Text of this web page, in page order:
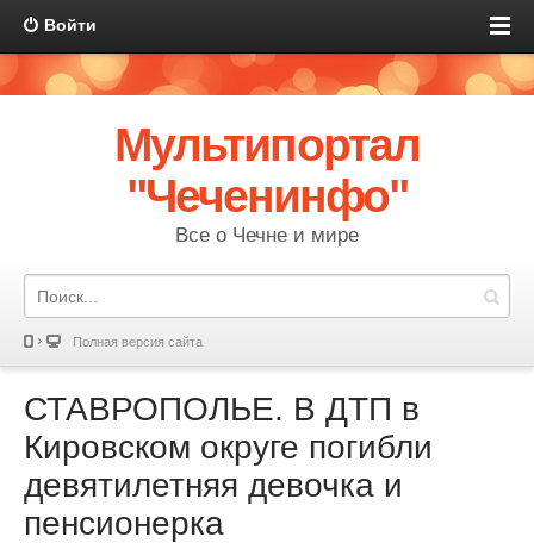
Войти
Мультипортал
"Чеченинфо"
Все о Чечне и мире
Полная версия сайта
СТАВРОПОЛЬЕ. В ДТП в
Кировском округе погибли
девятилетняя девочка и
пенсионерка